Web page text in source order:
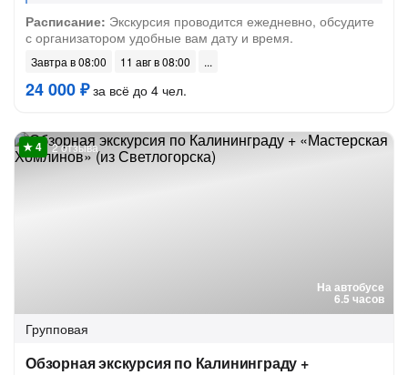
Расписание: Экскурсия проводится ежедневно, обсудите
с организатором удобные вам дату и время.
Завтра в 08:00 11 авг в 08:00
24 000 ₽за всё до 4 чел.
На автобусе
6.5 часов
2 отзыва
Групповая
Обзорная экскурсия по Калининграду +